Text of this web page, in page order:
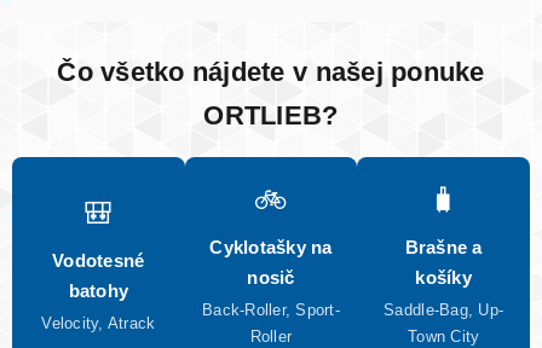
Čo všetko nájdete v našej ponuke
ORTLIEB?
🎒
Vodotesné
batohy
Velocity, Atrack
🚲
Cyklotašky na
nosič
Back-Roller, Sport-
Roller
🧳
Brašne a
košíky
Saddle-Bag, Up-
Town City